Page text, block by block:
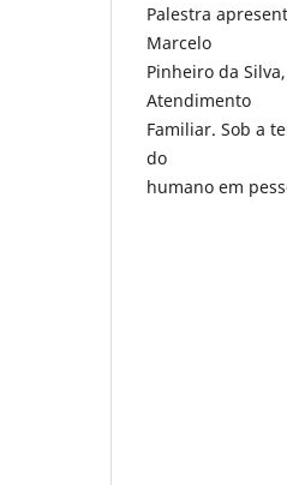
Palestra
Marcelo
Pinheiro da
Atendimento
Familiar. Sob a
do
humano em